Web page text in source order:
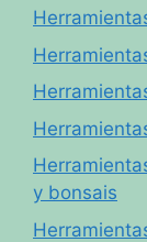
y bonsais